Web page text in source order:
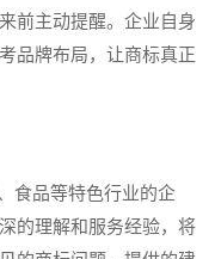
前主动提醒。企业自身
品牌布局，让商标真正
品等特色行业的企
的理解和服务经验，将